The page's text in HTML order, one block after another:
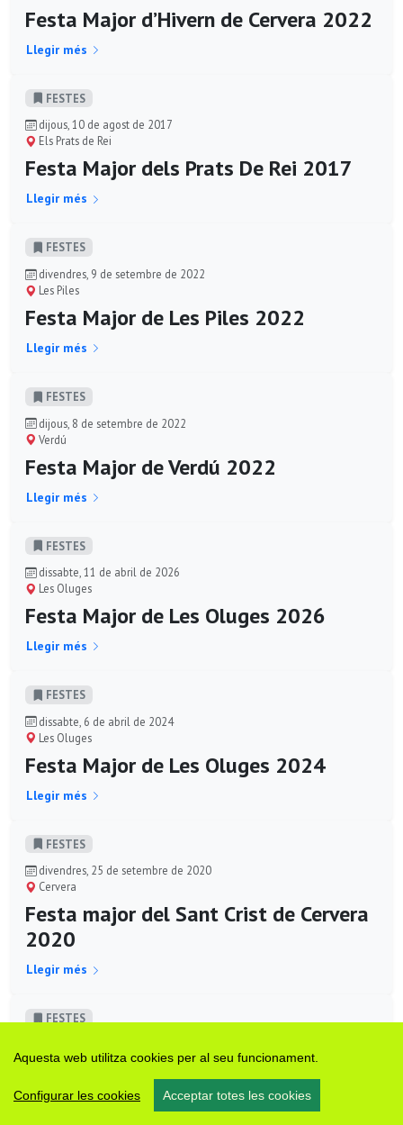
Aquesta web utilitza cookies per al seu funcionament.
Configurar les cookies Acceptar totes les cookies
Festa Major d’Hivern de Cervera 2022
Llegir més
FESTES
dijous, 10 de agost de 2017
Els Prats de Rei
Festa Major dels Prats De Rei 2017
Llegir més
FESTES
divendres, 9 de setembre de 2022
Les Piles
Festa Major de Les Piles 2022
Llegir més
FESTES
dijous, 8 de setembre de 2022
Verdú
Festa Major de Verdú 2022
Llegir més
FESTES
dissabte, 11 de abril de 2026
Les Oluges
Festa Major de Les Oluges 2026
Llegir més
FESTES
dissabte, 6 de abril de 2024
Les Oluges
Festa Major de Les Oluges 2024
Llegir més
FESTES
divendres, 25 de setembre de 2020
Cervera
Festa major del Sant Crist de Cervera
2020
Llegir més
FESTES
Montmaneu
Festa Major Montmaneu 2014